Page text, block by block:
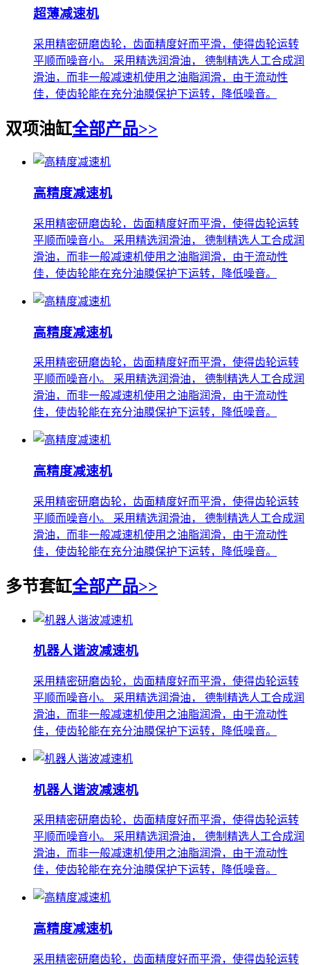
超薄减速机
采用精密研磨齿轮，齿面精度好而平滑，使得齿轮运转
平顺而噪音小。 采用精选润滑油， 德制精选人工合成润
滑油，而非一般减速机使用之油脂润滑，由于流动性
佳，使齿轮能在充分油膜保护下运转，降低噪音。
双项油缸全部产品>>
高精度减速机
采用精密研磨齿轮，齿面精度好而平滑，使得齿轮运转
平顺而噪音小。 采用精选润滑油， 德制精选人工合成润
滑油，而非一般减速机使用之油脂润滑，由于流动性
佳，使齿轮能在充分油膜保护下运转，降低噪音。
高精度减速机
采用精密研磨齿轮，齿面精度好而平滑，使得齿轮运转
平顺而噪音小。 采用精选润滑油， 德制精选人工合成润
滑油，而非一般减速机使用之油脂润滑，由于流动性
佳，使齿轮能在充分油膜保护下运转，降低噪音。
高精度减速机
采用精密研磨齿轮，齿面精度好而平滑，使得齿轮运转
平顺而噪音小。 采用精选润滑油， 德制精选人工合成润
滑油，而非一般减速机使用之油脂润滑，由于流动性
佳，使齿轮能在充分油膜保护下运转，降低噪音。
多节套缸全部产品>>
机器人谐波减速机
采用精密研磨齿轮，齿面精度好而平滑，使得齿轮运转
平顺而噪音小。 采用精选润滑油， 德制精选人工合成润
滑油，而非一般减速机使用之油脂润滑，由于流动性
佳，使齿轮能在充分油膜保护下运转，降低噪音。
机器人谐波减速机
采用精密研磨齿轮，齿面精度好而平滑，使得齿轮运转
平顺而噪音小。 采用精选润滑油， 德制精选人工合成润
滑油，而非一般减速机使用之油脂润滑，由于流动性
佳，使齿轮能在充分油膜保护下运转，降低噪音。
高精度减速机
采用精密研磨齿轮，齿面精度好而平滑，使得齿轮运转